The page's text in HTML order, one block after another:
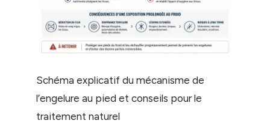
Schéma explicatif du mécanisme de
l’engelure au pied et conseils pour le
traitement naturel